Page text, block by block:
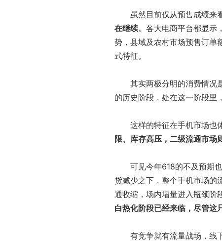
虽然目前仅从预售成绩来看
在继续。各大电商平台都显示
势，县域及农村市场预售订单
式特征。
其实两极分明的消费情况是
的历史阶段，处在这一阶段里
这样的特征在手机市场也体
限、库存高压，二级流通市场
可见今年618的不及预期也
货减少之下，整个手机市场的
通收缩，场内增量进入瓶颈阶
白热化阶段已经来临，尽管这
有竞争就有流量战场，线下